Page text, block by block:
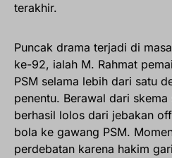
terakhir.
Puncak drama terjadi di
ke-92, ialah M. Rahmat
PSM selama lebih dari satu
penentu. Berawal dari
berhasil lolos dari jebakan
bola ke gawang PSM.
perdebatan karena hakim